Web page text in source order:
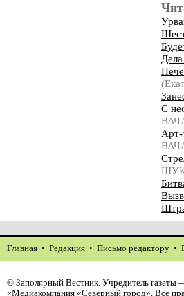
С
Арт-
Главная • Редакция • Письмо редактору •
© Заполярный Вестник. Учредитель
«Медиакомпания «Северный город». Все